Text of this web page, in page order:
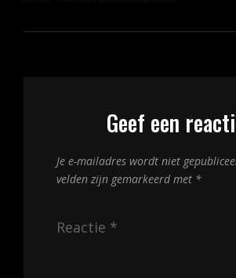
Geef een
Je e-mailadres wordt niet
velden zijn gemarkeerd met *
Reactie *